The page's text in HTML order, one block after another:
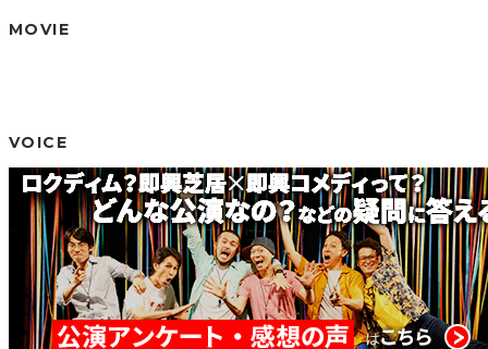
MOVIE
VOICE